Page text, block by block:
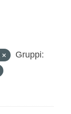
Gruppi: